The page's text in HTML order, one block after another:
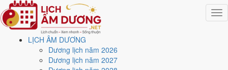
LỊCH ÂM DƯƠNG
Dương lịch năm 2026
Dương lịch năm 2027
Trang chủ
Lịch năm 2026